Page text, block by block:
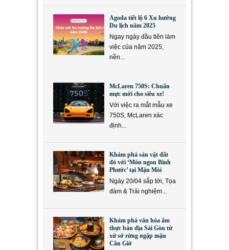
Agoda tiết lộ 6 Xu hướng
Du lịch năm 2025
Ngay ngày đầu tiên làm
việc của năm 2025,
nền...
McLaren 750S: Chuẩn
mực mới cho siêu xe!
Với việc ra mắt mẫu xe
750S, McLaren xác
định...
Khám phá sản vật đất
đỏ với ‘Món ngon Bình
Phước’ tại Mặn Mòi
Ngày 20/04 sắp tới, Tọa
đàm & Trải nghiệm...
Khám phá văn hóa ẩm
thực bản địa Sài Gòn từ
xứ sở rừng ngập mặn
Cần Giờ